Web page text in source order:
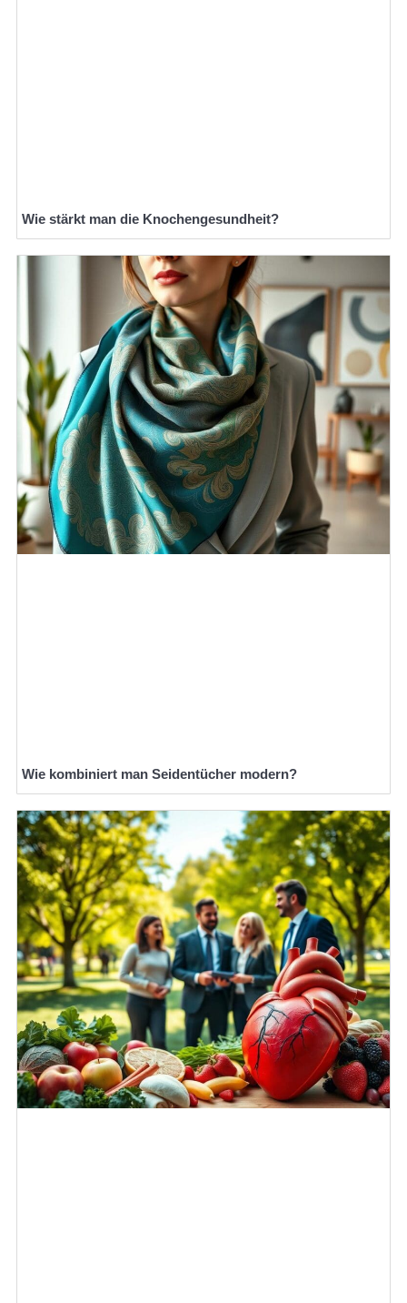
Wie stärkt man die Knochengesundheit?
Wie kombiniert man Seidentücher modern?